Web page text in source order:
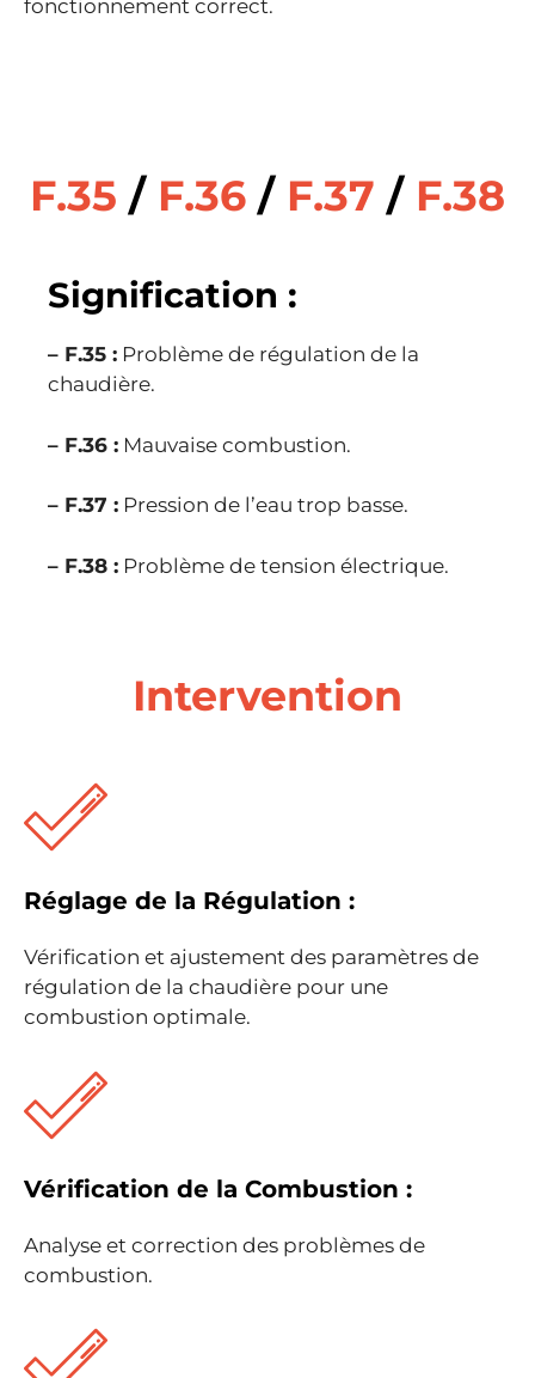
fonctionnement correct.
F.35 / F.36 / F.37 / F.38
Signification :
– F.35 : Problème de régulation de la
chaudière.
– F.36 : Mauvaise combustion.
– F.37 : Pression de l’eau trop basse.
– F.38 : Problème de tension électrique.
Intervention
Réglage de la Régulation :
Vérification et ajustement des paramètres de
régulation de la chaudière pour une
combustion optimale.
Vérification de la Combustion :
Analyse et correction des problèmes de
combustion.